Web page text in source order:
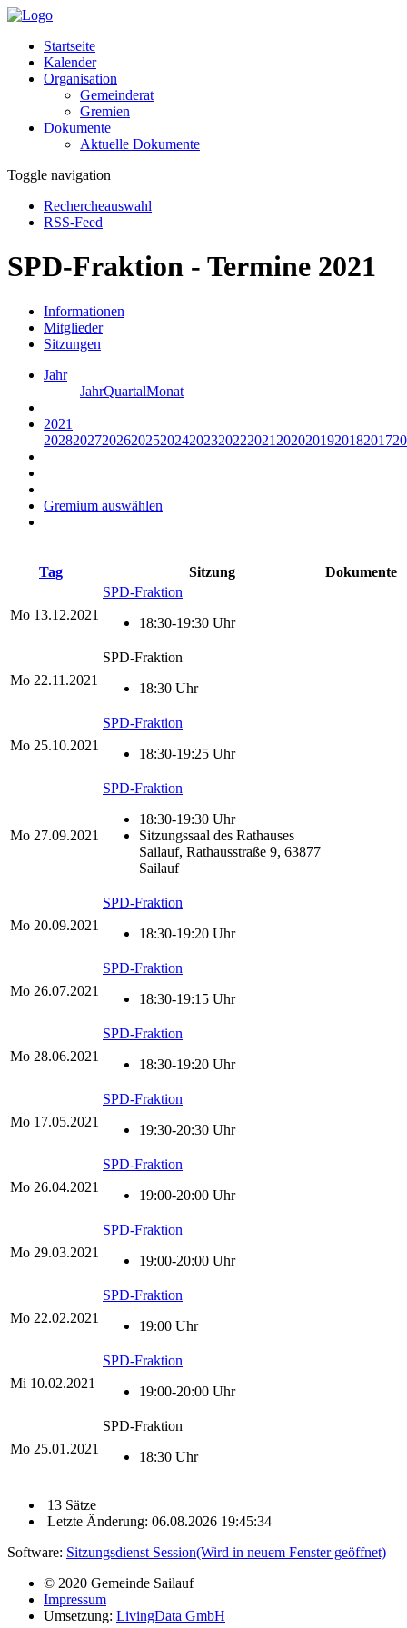
Startseite
Kalender
Organisation
Gemeinderat
Gremien
Dokumente
Aktuelle Dokumente
Toggle navigation
Rechercheauswahl
RSS-Feed
SPD-Fraktion - Termine 2021
Informationen
Mitglieder
Sitzungen
Jahr
JahrQuartalMonat
2021
20282027202620252024202320222021 2020201920182017
Gremium auswählen
Tag Sitzung Dokumente
Mo 13.12.2021
SPD-Fraktion
18:30-19:30 Uhr
Mo 22.11.2021
SPD-Fraktion
18:30 Uhr
Mo 25.10.2021
SPD-Fraktion
18:30-19:25 Uhr
Mo 27.09.2021
SPD-Fraktion
18:30-19:30 Uhr
Sitzungssaal des Rathauses
Sailauf, Rathausstraße 9, 63877
Sailauf
Mo 20.09.2021
SPD-Fraktion
18:30-19:20 Uhr
Mo 26.07.2021
SPD-Fraktion
18:30-19:15 Uhr
Mo 28.06.2021
SPD-Fraktion
18:30-19:20 Uhr
Mo 17.05.2021
SPD-Fraktion
19:30-20:30 Uhr
Mo 26.04.2021
SPD-Fraktion
19:00-20:00 Uhr
Mo 29.03.2021
SPD-Fraktion
19:00-20:00 Uhr
Mo 22.02.2021
SPD-Fraktion
19:00 Uhr
Mi 10.02.2021
SPD-Fraktion
19:00-20:00 Uhr
Mo 25.01.2021
SPD-Fraktion
18:30 Uhr
13 Sätze
Letzte Änderung: 06.08.2026 19:45:34
Software: Sitzungsdienst Session(Wird in neuem Fenster geöffnet)
© 2020 Gemeinde Sailauf
Impressum
Umsetzung: LivingData GmbH